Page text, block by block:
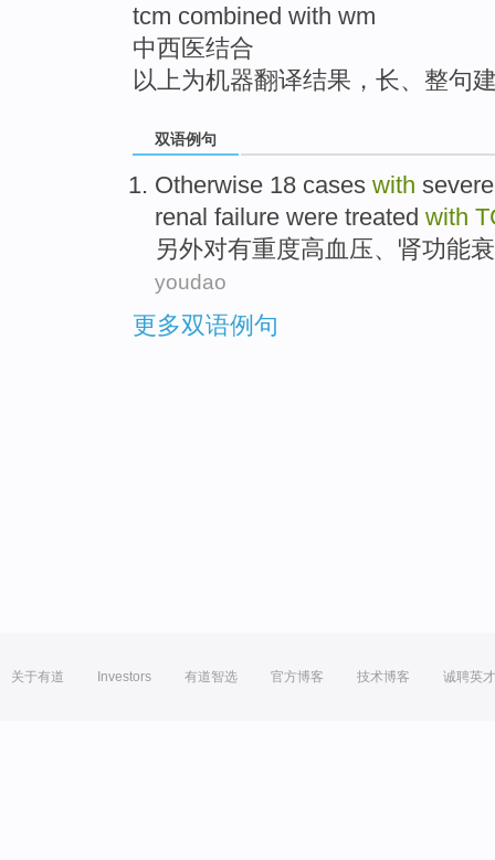
tcm combined with wm
中西医结合
以上为机器翻译结果，长、整句
双语例句
Otherwise 18 cases with severe
renal failure were treated with
另外对有重度高血压、 肾功能
youdao
更多双语例句
关于有道 Investors 有道智选 官方博客 技术博客 诚聘英才